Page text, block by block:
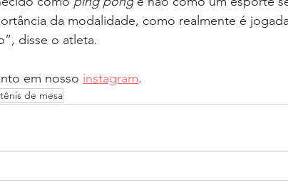
da modalidade, como realmente é
disse o atleta.
em nosso instagram.
tênis de mesa